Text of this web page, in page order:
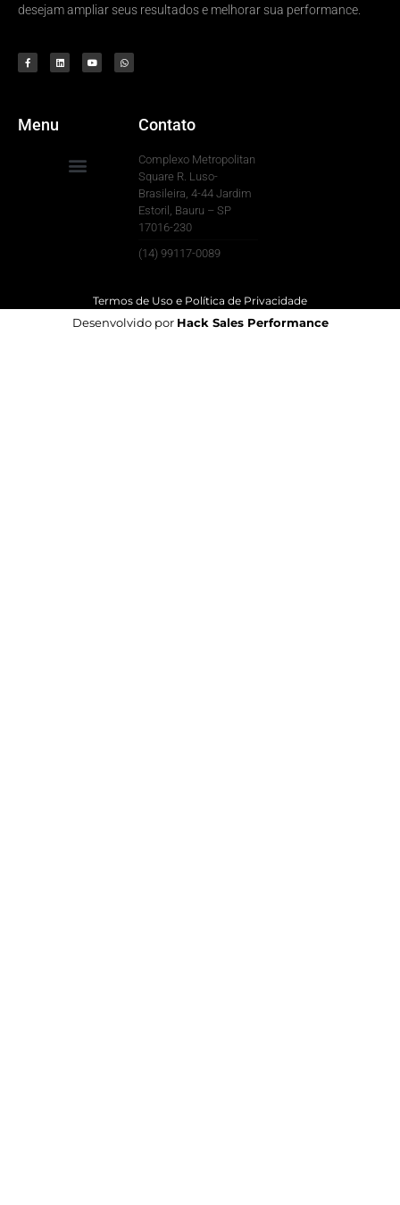
desejam ampliar seus resultados e melhorar sua performance.
Menu Contato
Complexo Metropolitan
Square R. Luso-
Brasileira, 4-44 Jardim
Estoril, Bauru – SP
17016-230
(14) 99117-0089
Termos de Uso e Política de Privacidade
Desenvolvido por Hack Sales Performance